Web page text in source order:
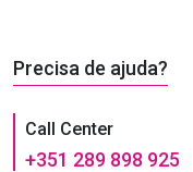
Precisa de ajuda?
Call Center
+351 289 898 925